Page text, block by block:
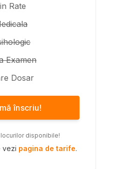
Rate
Examen
Dosar
înscriu!
disponibile!
vezi pagina de tarife.